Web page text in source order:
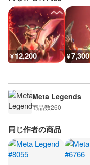
¥12,200 ¥7,300
Meta Legends
商品数260
同じ作者の商品